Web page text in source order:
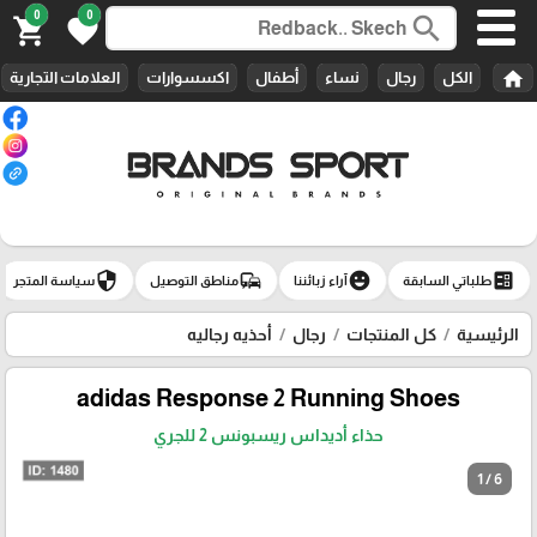
search
0
favorite
0
shopping_cart
home الكل رجال نساء أطفال اكسسوارات العلامات التجارية
ballotطلباتي السابقة emoji_emotionsآراء زبائننا commuteمناطق التوصيل securityسياسة المتجر
الرئيسية كل المنتجات رجال أحذيه رجاليه
adidas Response 2 Running Shoes
حذاء أديداس ريسبونس 2 للجري
1 / 6